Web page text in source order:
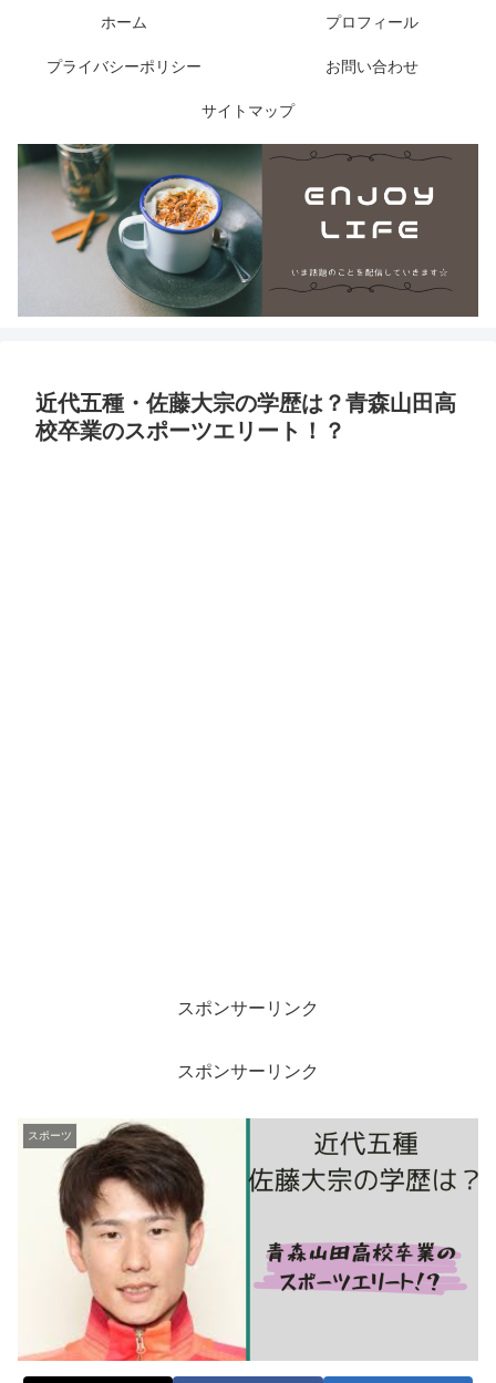
ホーム プロフィール
プライバシーポリシー お問い合わせ
サイトマップ
近代五種・佐藤大宗の学歴は？青森山田高
校卒業のスポーツエリート！？
スポンサーリンク
スポンサーリンク
スポーツ